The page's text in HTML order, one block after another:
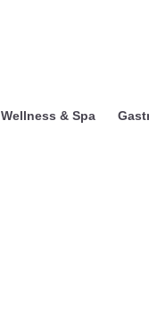
Wellness & Spa